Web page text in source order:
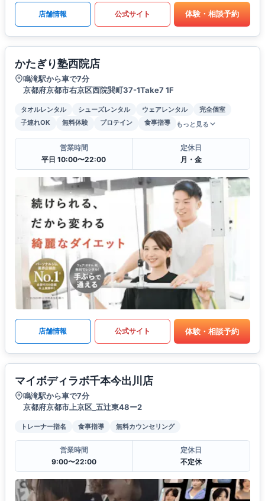
店舗情報 公式サイト 体験・相談予約
かたぎり塾西院店
鳴滝駅から車で7分
京都府京都市右京区西院巽町37-1Take7 1F
タオルレンタル シューズレンタル ウェアレンタル
完全個室
子連れOK
無料体験 プロテイン 食事指導 もっと見る
営業時間
平日 10:00〜22:00
定休日
月・金
店舗情報 公式サイト 体験・相談予約
マイボディラボ千本今出川店
鳴滝駅から車で7分
京都府京都市上京区_五辻東48ー2
トレーナー指名 食事指導 無料カウンセリング
営業時間
9:00〜22:00
定休日
不定休